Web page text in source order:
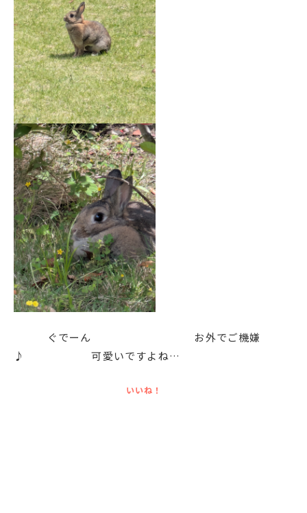
ぐでーん お外でご機嫌
♪ 可愛いですよね…
いいね！